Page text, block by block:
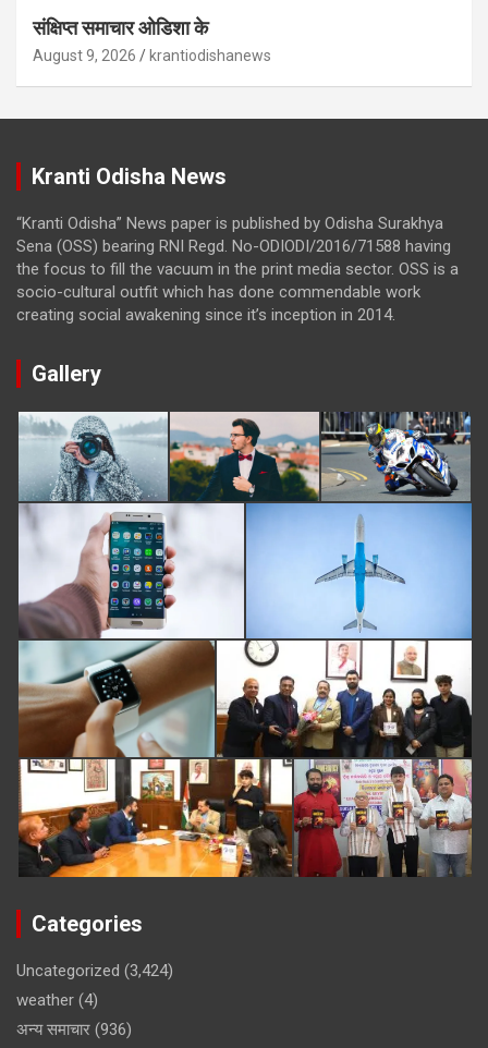
संक्षिप्त समाचार ओडिशा के
August 9, 2026 krantiodishanews
Kranti Odisha News
“Kranti Odisha” News paper is published by Odisha Surakhya
Sena (OSS) bearing RNI Regd. No-ODIODI/2016/71588 having
the focus to fill the vacuum in the print media sector. OSS is a
socio-cultural outfit which has done commendable work
creating social awakening since it’s inception in 2014.
Gallery
Categories
Uncategorized (3,424)
weather (4)
अन्य समाचार (936)